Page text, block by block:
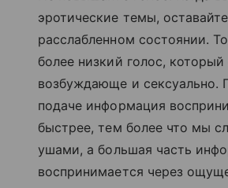
эротические темы,
расслабленном состоянии.
более низкий голос, который
возбуждающе и сексуально.
подаче информация
быстрее, тем более что мы
ушами, а большая часть
воспринимается через